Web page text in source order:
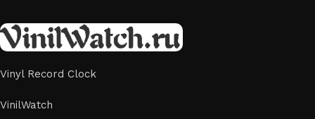
Vinyl Record Clock
VinilWatch